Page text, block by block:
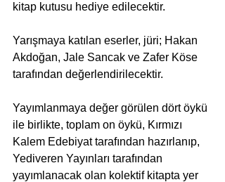
kitap kutusu hediye edilecektir.
Yarışmaya katılan eserler, jüri; Hakan
Akdoğan, Jale Sancak ve Zafer Köse
tarafından değerlendirilecektir.
Yayımlanmaya değer görülen dört öykü
ile birlikte, toplam on öykü, Kırmızı
Kalem Edebiyat tarafından hazırlanıp,
Yediveren Yayınları tarafından
yayımlanacak olan kolektif kitapta yer